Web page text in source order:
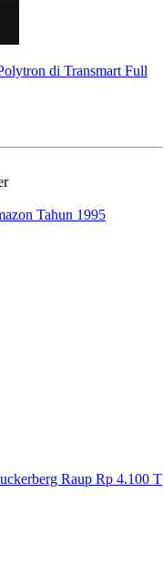
di Transmart Full
Tahun 1995
Raup Rp 4.100 T